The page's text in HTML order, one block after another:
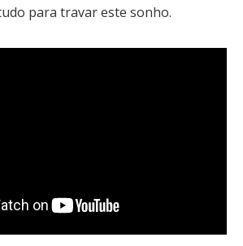
para travar este sonho.